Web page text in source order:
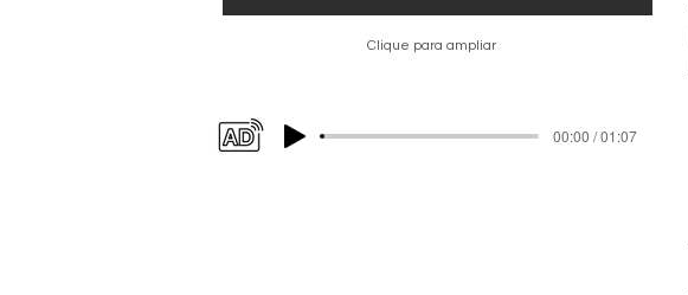
Clique para ampliar
00:00 / 01:07